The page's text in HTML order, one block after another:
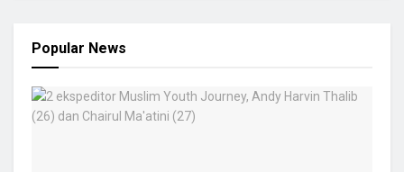
Popular News